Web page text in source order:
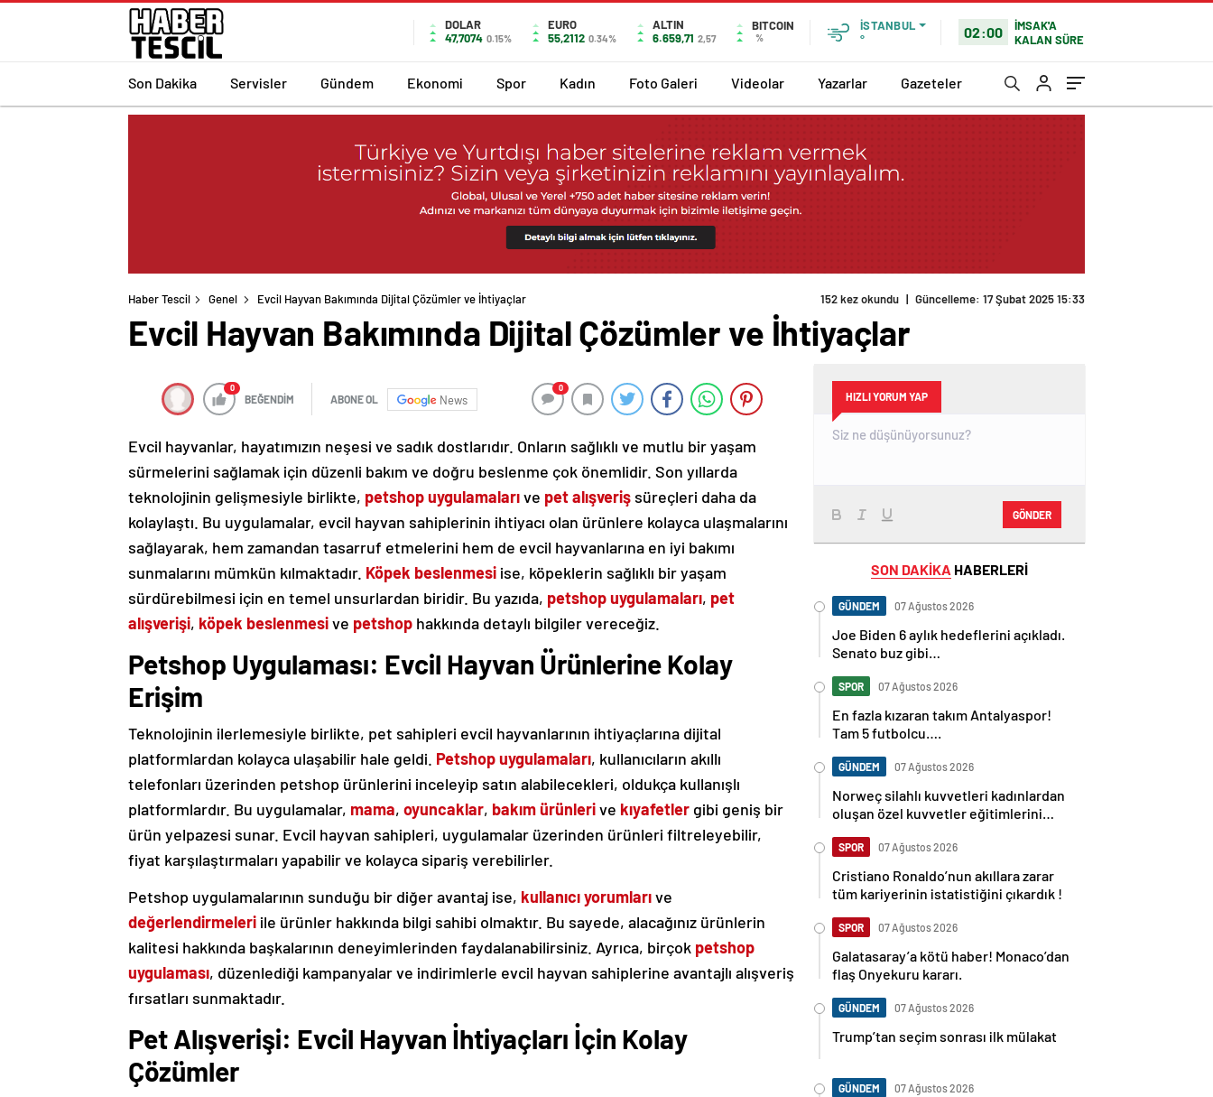
DOLAR
47,7074 0.15%
EURO
55,2112 0.34%
ALTIN
6.659,71 2,57
BITCOIN
%
İSTANBUL
°
02:00
İMSAK'A
KALAN SÜRE
Son Dakika Servisler Gündem Ekonomi Spor Kadın Foto Galeri Videolar Yazarlar Gazeteler
Haber Tescil Genel Evcil Hayvan Bakımında Dijital Çözümler ve İhtiyaçlar 152 kez okundu | Güncelleme: 17 Şubat 2025 15:33
Evcil Hayvan Bakımında Dijital Çözümler ve İhtiyaçlar
0
BEĞENDİM ABONE OL News
0
Evcil hayvanlar, hayatımızın neşesi ve sadık dostlarıdır. Onların sağlıklı ve mutlu bir yaşam
sürmelerini sağlamak için düzenli bakım ve doğru beslenme çok önemlidir. Son yıllarda
teknolojinin gelişmesiyle birlikte, petshop uygulamalarıve pet alışveriş süreçleri daha da
kolaylaştı. Bu uygulamalar, evcil hayvan sahiplerinin ihtiyacı olan ürünlere kolayca ulaşmalarını
sağlayarak, hem zamandan tasarruf etmelerini hem de evcil hayvanlarına en iyi bakımı
sunmalarını mümkün kılmaktadır. Köpek beslenmesi ise, köpeklerin sağlıklı bir yaşam
sürdürebilmesi için en temel unsurlardan biridir. Bu yazıda, petshop uygulamaları, pet
alışverişi, köpek beslenmesive petshop hakkında detaylı bilgiler vereceğiz.
Petshop Uygulaması: Evcil Hayvan Ürünlerine Kolay
Erişim
Teknolojinin ilerlemesiyle birlikte, pet sahipleri evcil hayvanlarının ihtiyaçlarına dijital
platformlardan kolayca ulaşabilir hale geldi. Petshop uygulamaları, kullanıcıların akıllı
telefonları üzerinden petshop ürünlerini inceleyip satın alabilecekleri, oldukça kullanışlı
platformlardır. Bu uygulamalar, mama, oyuncaklar, bakım ürünlerive kıyafetler gibi geniş bir
ürün yelpazesi sunar. Evcil hayvan sahipleri, uygulamalar üzerinden ürünleri filtreleyebilir,
fiyat karşılaştırmaları yapabilir ve kolayca sipariş verebilirler.
Petshop uygulamalarının sunduğu bir diğer avantaj ise, kullanıcı yorumlarıve
değerlendirmeleri ile ürünler hakkında bilgi sahibi olmaktır. Bu sayede, alacağınız ürünlerin
kalitesi hakkında başkalarının deneyimlerinden faydalanabilirsiniz. Ayrıca, birçok petshop
uygulaması, düzenlediği kampanyalar ve indirimlerle evcil hayvan sahiplerine avantajlı alışveriş
fırsatları sunmaktadır.
Pet Alışverişi: Evcil Hayvan İhtiyaçları İçin Kolay
Çözümler
HIZLI YORUM YAP
GÖNDER
SON DAKİKA HABERLERİ
GÜNDEM 07 Ağustos 2026
Joe Biden 6 aylık hedeflerini açıkladı.
Senato buz gibi…
SPOR 07 Ağustos 2026
En fazla kızaran takım Antalyaspor!
Tam 5 futbolcu….
GÜNDEM 07 Ağustos 2026
Norweç silahlı kuvvetleri kadınlardan
oluşan özel kuvvetler eğitimlerini
SPOR 07 Ağustos 2026
Cristiano Ronaldo’nun akıllara zarar
tüm kariyerinin istatistiğini çıkardık !
SPOR 07 Ağustos 2026
Galatasaray’a kötü haber! Monaco’dan
flaş Onyekuru kararı.
GÜNDEM 07 Ağustos 2026
Trump’tan seçim sonrası ilk mülakat
GÜNDEM 07 Ağustos 2026